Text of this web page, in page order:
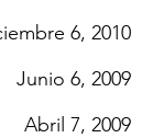
6, 2010
Junio 6, 2009
Abril 7, 2009